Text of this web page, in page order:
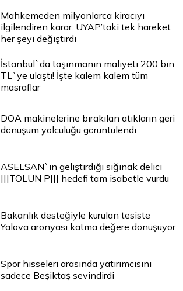
Mahkemeden milyonlarca kiracıyı
ilgilendiren karar: UYAP’taki tek hareket
her şeyi değiştirdi
İstanbul`da taşınmanın maliyeti 200 bin
TL`ye ulaştı! İşte kalem kalem tüm
masraflar
DOA makinelerine bırakılan atıkların geri
dönüşüm yolculuğu görüntülendi
ASELSAN`ın geliştirdiği sığınak delici
|||TOLUN P||| hedefi tam isabetle vurdu
Bakanlık desteğiyle kurulan tesiste
Yalova aronyası katma değere dönüşüyor
Spor hisseleri arasında yatırımcısını
sadece Beşiktaş sevindirdi